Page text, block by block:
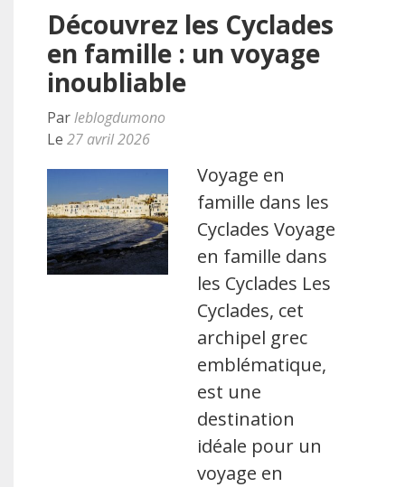
Découvrez les Cyclades
en famille : un voyage
inoubliable
Parleblogdumono
Le 27 avril 2026
Voyage en
famille dans les
Cyclades Voyage
en famille dans
les Cyclades Les
Cyclades, cet
archipel grec
emblématique,
est une
destination
idéale pour un
voyage en